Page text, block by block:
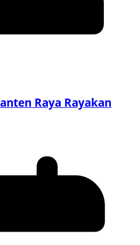
Raya Rayakan